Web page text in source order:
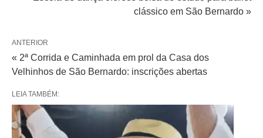
clássico em São Bernardo »
ANTERIOR
« 2ª Corrida e Caminhada em prol da Casa dos
Velhinhos de São Bernardo: inscrições abertas
LEIA TAMBÉM: